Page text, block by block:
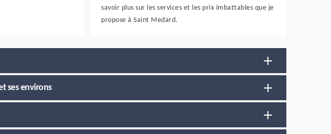
savoir plus sur les services et les prix imbattables que je
propose à Saint Medard.
ses environs